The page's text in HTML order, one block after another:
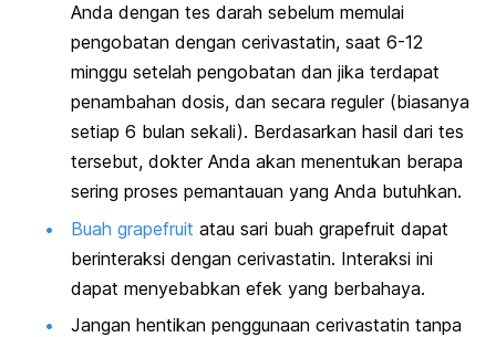
Anda dengan tes darah sebelum memulai
pengobatan dengan cerivastatin, saat 6-12
minggu setelah pengobatan dan jika terdapat
penambahan dosis, dan secara reguler (biasanya
setiap 6 bulan sekali). Berdasarkan hasil dari tes
tersebut, dokter Anda akan menentukan berapa
sering proses pemantauan yang Anda butuhkan.
Buah grapefruit atau sari buah grapefruit dapat
berinteraksi dengan cerivastatin. Interaksi ini
dapat menyebabkan efek yang berbahaya.
Jangan hentikan penggunaan cerivastatin tanpa